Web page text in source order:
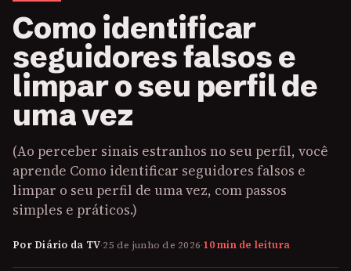
Como identificar
seguidores falsos e
limpar o seu perfil de
uma vez
(Ao perceber sinais estranhos no seu perfil, você
aprende Como identificar seguidores falsos e
limpar o seu perfil de uma vez, com passos
simples e práticos.)
Por Diário da TV·25 de junho de 2026·10 min de leitura